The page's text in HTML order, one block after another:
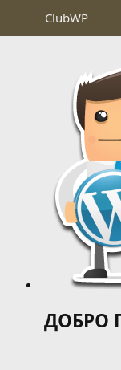
ClubWP
ДОБРО